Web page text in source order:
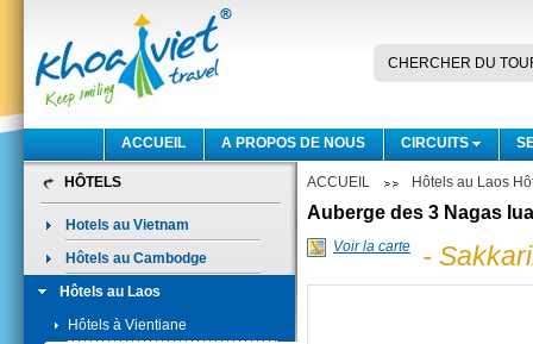
CHERCHER DU
CIRCUITS
A PROPOS DE NOUS
ACCUEIL
HÔTELS
Hotels au Vietnam
Hôtels au Cambodge
Hôtels au Laos
Hôtels à Vientiane
ACCUEIL Hôtels au Laos
Auberge des 3 Nagas
Voir la carte -